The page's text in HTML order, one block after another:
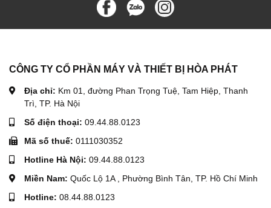
CÔNG TY CỔ PHẦN MÁY VÀ THIẾT BỊ HÒA PHÁT
Địa chỉ: Km 01, đường Phan Trọng Tuệ, Tam Hiệp, Thanh
Trì, TP. Hà Nội
Số điện thoại: 09.44.88.0123
Mã số thuế: 0111030352
Hotline Hà Nội: 09.44.88.0123
Miền Nam: Quốc Lộ 1A , Phường Bình Tân, TP. Hồ Chí Minh
Hotline: 08.44.88.0123